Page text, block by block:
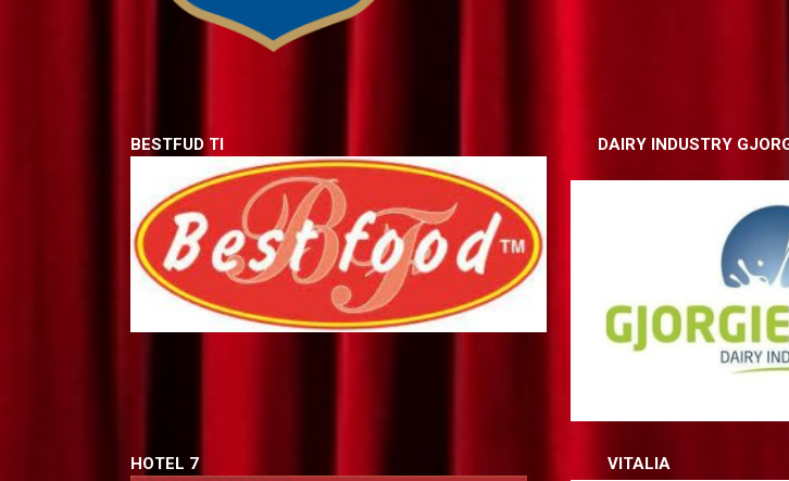
BESTFUD TI DAIRY INDUSTRY
HOTEL 7 VITALIA